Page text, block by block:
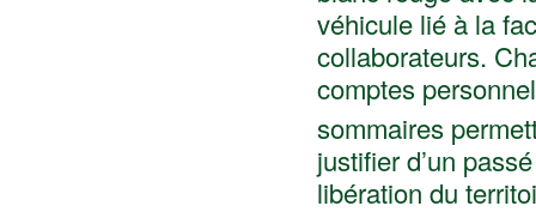
véhicule lié à la
collaborateurs.
comptes
sommaires
justifier d’un
libération du